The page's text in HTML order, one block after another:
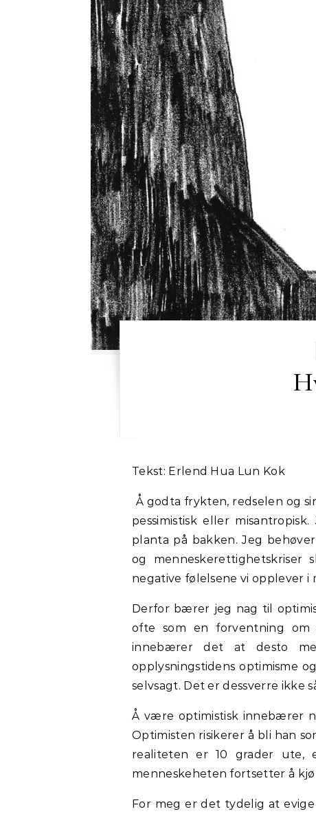
Tekst: Erlend Hua Lun Kok
Å godta frykten, redselen og
pessimistisk eller
planta på bakken. Jeg
og
negative følelsene vi opplever i
Derfor bærer jeg nag til
ofte som en forventning
innebærer det at desto
opplysningstidens optimisme
selvsagt. Det er dessverre ikke
Å være optimistisk innebærer
Optimisten risikerer å bli han
realiteten er 10 grader ute,
menneskeheten fortsetter å
For meg er det tydelig at